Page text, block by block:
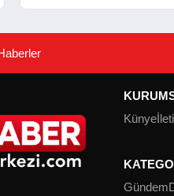
Aşaması Tamamlandı
Künye
Gündem